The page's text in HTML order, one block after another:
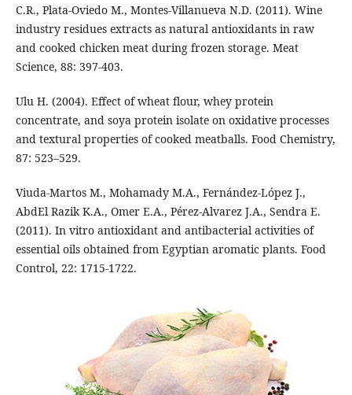
C.R., Plata-Oviedo M., Montes-Villanueva N.D. (2011). Wine
industry residues extracts as natural antioxidants in raw
and cooked chicken meat during frozen storage. Meat
Science, 88: 397-403.
Ulu H. (2004). Effect of wheat flour, whey protein
concentrate, and soya protein isolate on oxidative processes
and textural properties of cooked meatballs. Food Chemistry,
87: 523–529.
Viuda-Martos M., Mohamady M.A., Fernández-López J.,
AbdEl Razik K.A., Omer E.A., Pérez-Alvarez J.A., Sendra E.
(2011). In vitro antioxidant and antibacterial activities of
essential oils obtained from Egyptian aromatic plants. Food
Control, 22: 1715-1722.